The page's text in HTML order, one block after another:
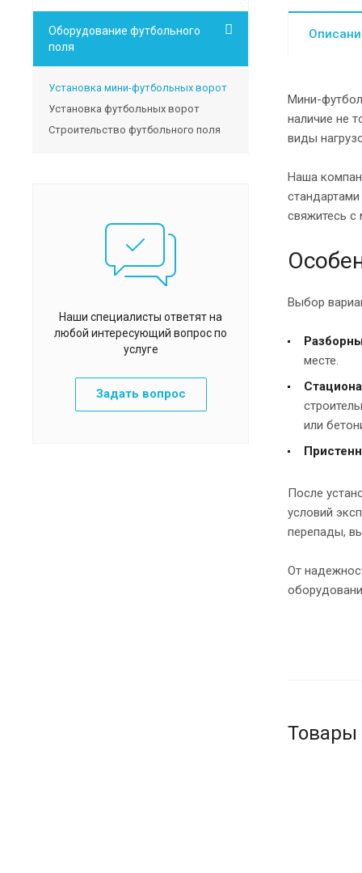
Мини-футбол
наличие не
виды
Наша
свяжитесь
Выбор
месте.
или
После
условий
перепады,
От
Товары
Оборудование футбольного
поля
Установка мини-футбольных ворот
Установка футбольных ворот
Строительство футбольного поля
Наши специалисты ответят на
любой интересующий вопрос по
услуге
Задать вопрос